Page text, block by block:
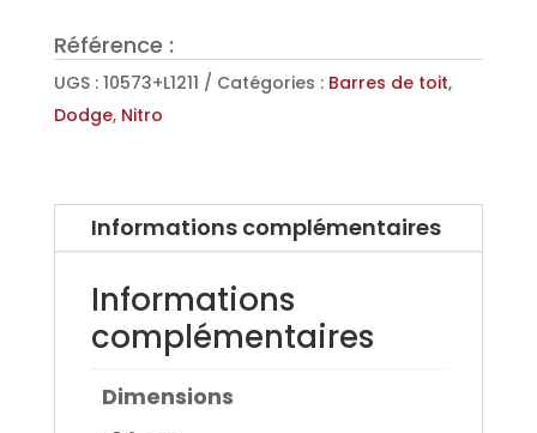
toit
Classic
en
Dodge
Nitro
barres
longitudinale
plastique
Référence :
UGS : 10573+L1211 Catégories : Barres de toit,
Dodge, Nitro
Informations complémentaires
Informations
complémentaires
Dimensions